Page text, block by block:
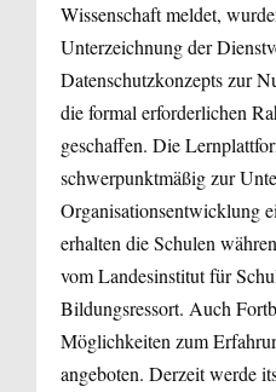
Wissenschaft meldet,
Unterzeichnung der
Datenschutzkonzepts zur
die formal erforderlichen
geschaffen. Die
schwerpunktmäßig zur
Organisationsentwicklung
erhalten die Schulen
vom Landesinstitut für
Bildungsressort. Auch
Möglichkeiten zum
angeboten. Derzeit werde